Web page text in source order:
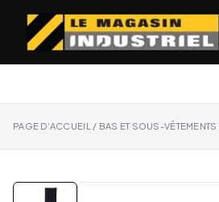
PAGE D’ACCUEIL / BAS ET SOUS-VÊTEMENTS